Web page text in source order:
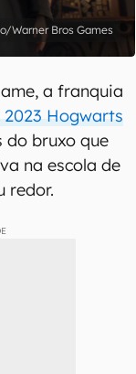
Warner Bros Games
a franquia
Hogwarts
do bruxo que
na escola de
redor.